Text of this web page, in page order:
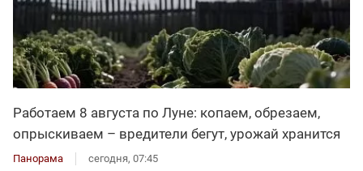
Работаем 8 августа по Луне: копаем, обрезаем,
опрыскиваем – вредители бегут, урожай хранится
Панорама сегодня, 07:45